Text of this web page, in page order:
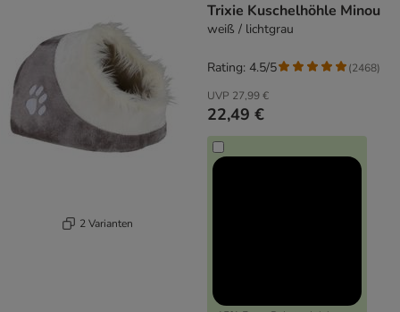
2 Varianten
Trixie Kuschelhöhle Minou
weiß / lichtgrau
UVP 27,99 €
22,49 €
Rating: 4.5/5 (2468)